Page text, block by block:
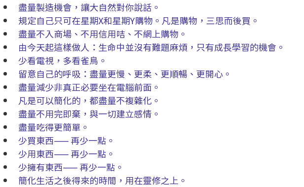
盡量製造機會，讓大自然對你說話。
規定自己只可在星期X和星期Y購物。凡是購物，三思而後買。
盡量不入商場、不用信用咭、不網上購物。
由今天起這樣做人：生命中並沒有難題麻煩，只有成長學習的機會。
少看電視，多看雀鳥。
留意自己的呼吸：盡量更慢、更柔、更順暢、更開心。
盡量減少非真正必要坐在電腦前面。
凡是可以簡化的，都盡量不複雜化。
盡量不用完即棄，與一切建立感情。
盡量吃得更簡單。
少買東西—— 再少一點。
少用東西—— 再少一點。
少擁有東西—— 再少一點。
簡化生活之後得來的時間，用在靈修之上。